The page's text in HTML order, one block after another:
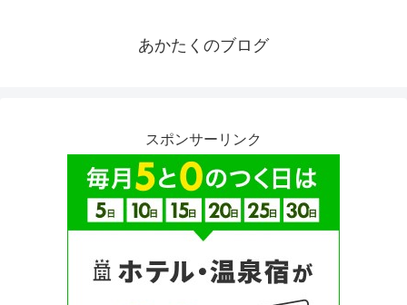
あかたくのブログ
スポンサーリンク